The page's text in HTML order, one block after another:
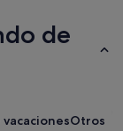
de
Otros